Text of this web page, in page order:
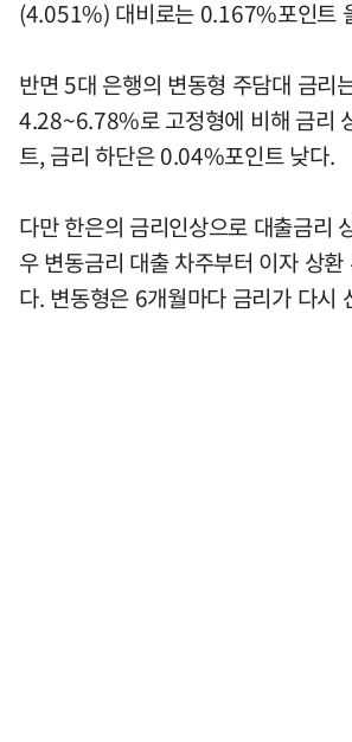
(4.051%) 대비로는 0.167%포인트
반면 5대 은행의 변동형 주담대 금리
4.28~6.78%로 고정형에 비해 금리
트, 금리 하단은 0.04%포인트 낮다.
다만 한은의 금리인상으로 대출금리
우 변동금리 대출 차주부터 이자 상
다. 변동형은 6개월마다 금리가 다시